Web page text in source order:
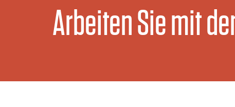
Arbeiten Sie mit